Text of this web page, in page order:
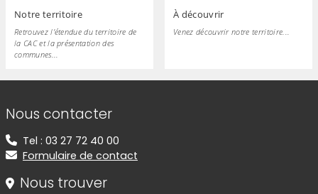
Notre territoire
Retrouvez l'étendue du territoire de
la CAC et la présentation des
communes...
À découvrir
Venez découvrir notre territoire...
Informations de contact
Nous contacter
Tel : 03 27 72 40 00
Formulaire de contact
Nous trouver